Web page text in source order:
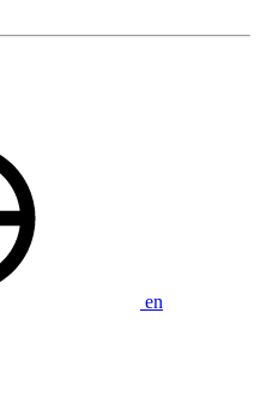
en